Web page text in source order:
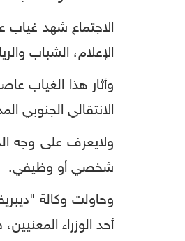
الاجتماع شهد غياب
الإعلام، الشباب
وأثار هذا الغياب
الانتقالي الجنوبي
ولايعرف على وجه
شخصي أو وظيفي.
وحاولت وكالة
أحد الوزراء